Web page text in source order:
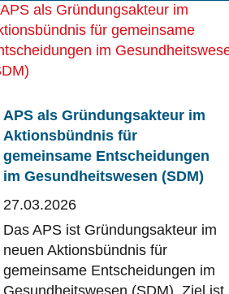
APS als Gründungsakteur im
Aktionsbündnis für
gemeinsame Entscheidungen
im Gesundheitswesen (SDM)
27.03.2026
Das APS ist Gründungsakteur im
neuen Aktionsbündnis für
gemeinsame Entscheidungen im
Gesundheitswesen (SDM). Ziel ist